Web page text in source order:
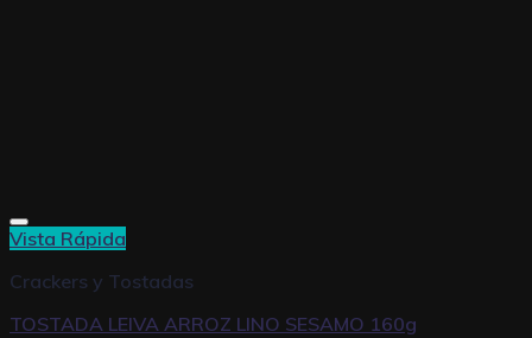
Vista Rápida
Crackers y Tostadas
TOSTADA LEIVA ARROZ LINO SESAMO 160g